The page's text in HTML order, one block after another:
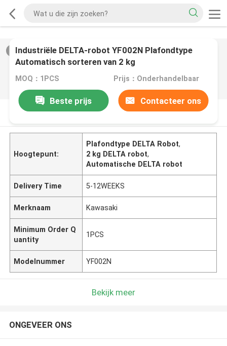
/0
Industriële DELTA-robot YF002N Plafondtype
Automatisch sorteren van 2 kg
MOQ：1PCS Prijs：Onderhandelbaar
Beste prijs
Contacteer ons
PRODUCTOMSCHRIJVING
Hoogtepunt:
Plafondtype DELTA Robot,
2 kg DELTA robot,
Automatische DELTA robot
Delivery Time 5-12WEEKS
Merknaam Kawasaki
Minimum Order Q
uantity
1PCS
Modelnummer YF002N
Bekijk meer
ONGEVEER ONS